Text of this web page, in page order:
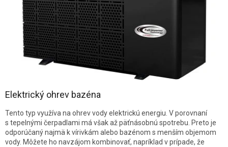
Elektrický ohrev bazéna
Tento typ využíva na ohrev vody elektrickú energiu. V porovnaní
s tepelnými čerpadlami má však až päťnásobnú spotrebu. Preto je
odporúčaný najmä k vírivkám alebo bazénom s menším objemom
vody. Môžete ho navzájom kombinovať, napríklad v prípade, že